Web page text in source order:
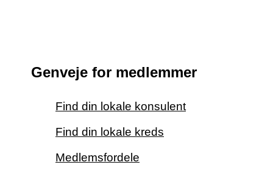
Genveje for medlemmer
Find din lokale konsulent
Find din lokale kreds
Medlemsfordele